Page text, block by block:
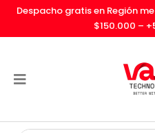
Despacho gratis en Región
$150.000 –